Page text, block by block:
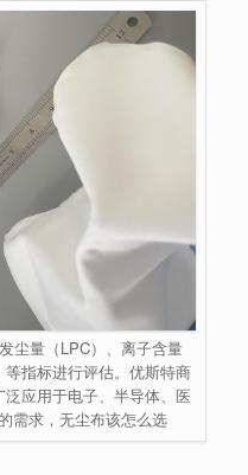
尘量（LPC）、离子含量
等指标进行评估。​优斯特商
应用于电子、半导体、医
需求，无尘布该怎么选